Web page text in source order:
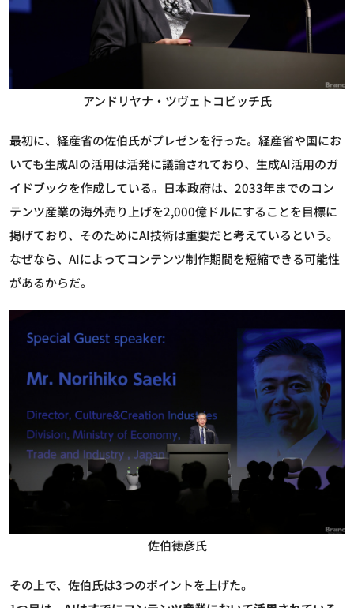
アンドリヤナ・ツヴェトコビッチ氏
最初に、経産省の佐伯氏がプレゼンを行った。経産省や国にお
いても生成AIの活用は活発に議論されており、生成AI活用のガ
イドブックを作成している。日本政府は、2033年までのコン
テンツ産業の海外売り上げを2,000億ドルにすることを目標に
掲げており、そのためにAI技術は重要だと考えているという。
なぜなら、AIによってコンテンツ制作期間を短縮できる可能性
があるからだ。
佐伯徳彦氏
その上で、佐伯氏は3つのポイントを上げた。